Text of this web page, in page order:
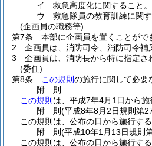
イ 救急高度化に関すること。
ウ 救急隊員の教育訓練に関す
(企画員の職務等)
第7条
本部に企画員を置くことがで
2
企画員は、消防司令、消防司令補
3
企画員は、消防長から特に指定さ
(委任)
第8条
この規則 の施行に関して必要
附 則
この規則 は、平成7年4月1日から施
附 則(平成8年8月2日規則第
この規則は、公布の日から施行する
附 則(平成10年1月13日規則
この規則は、公布の日から施行する